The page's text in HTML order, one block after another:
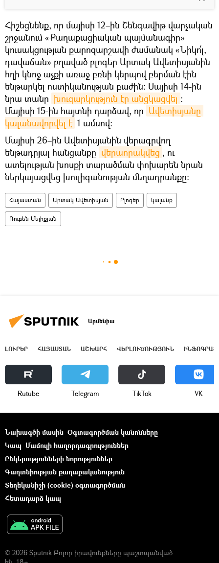
Հիշեցնենք, որ մայիսի 12–ին Շենգավիթ վարչական
շրջանում «Քաղաքացիական պայմանագիր»
կուսակցության քարոզարշավի ժամանակ «Նիկո՛լ,
դավաճան» բղաված բլոգեր Արտակ Ավետիսյանին
հղի կնոջ աչքի առաջ բռնի կերպով բերման էին
ենթարկել ոստիկանության բաժին։ Մայիսի 14-ին
նրա տանը խուզարկություն էր անցկացվել ։
Մայիսի 15-ին հայտնի դարձավ, որ Ավետիսյանը
կալանավորվել է 1 ամսով։
Մայիսի 26–ին Ավետիսյանին վերագրվող
ենթադրյալ հանցանքը վերաորակվեց , ու
ատելության խոսքի տարածման փոխարեն նրան
ներկայացվեց խուլիգանության մեղադրանքը։
Հայաստան Արտակ Ավետիսյան Բլոգեր կալանք
Ռուբեն Մելիքյան
Արմենիա
ԼՈՒՐԵՐ ՀԱՅԱՍՏԱՆ ԱՇԽԱՐՀ ՎԵՐԼՈՒԾՈՒԹՅՈՒՆ
Rutube Telegram ТikТоk VK
Նախագծի մասին Օգտագործման կանոնները
Կապ Մամուլի հաղորդագրություններ
Ընկերությունների նորություններ
Գաղտնիության քաղաքականություն
Տեղեկանիշի (cookie) օգտագործման
Հետադարձ կապ
© 2026 Sputnik Բոլոր իրավունքները պաշտպանված